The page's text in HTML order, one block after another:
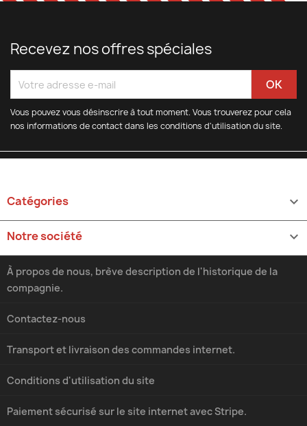
Recevez nos offres spéciales
Vous pouvez vous désinscrire à tout moment. Vous trouverez pour cela
nos informations de contact dans les conditions d'utilisation du site.
Catégories 
Notre société 
Transport et livraison des commandes internet.
Conditions d'utilisation du site
À propos de nous, brève description de l'historique de la
compagnie.
Paiement sécurisé sur le site internet avec Stripe.
Contactez-nous